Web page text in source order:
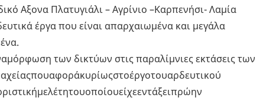
Αξονα Πλατυγιάλι – Αγρίνιο –Καρπενήσι- Λαμία
έργα που είναι απαρχαιωμένα και μεγάλα
των δικτύων στις παραλίμνιες εκτάσεις των